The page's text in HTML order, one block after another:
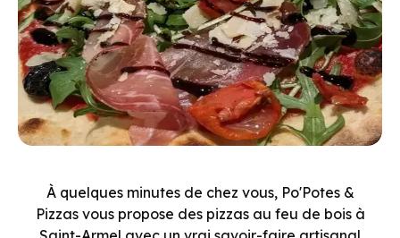
À quelques minutes de chez vous, Po'Potes &
Pizzas vous propose des pizzas au feu de bois à